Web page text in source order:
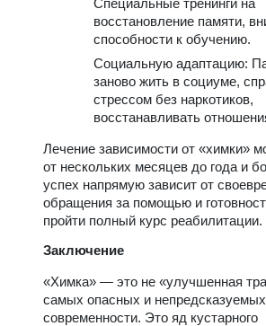
восстановление памяти,
способности к обучению.
Социальную адаптацию:
заново жить в социуме,
стрессом без наркотиков,
восстанавливать
Лечение зависимости от «химки»
от нескольких месяцев до года и
успех напрямую зависит от
обращения за помощью и
пройти полный курс реабилитации.
Заключение
«Химка» — это не «улучшенная
самых опасных и непредсказуемых
современности. Это яд кустарного